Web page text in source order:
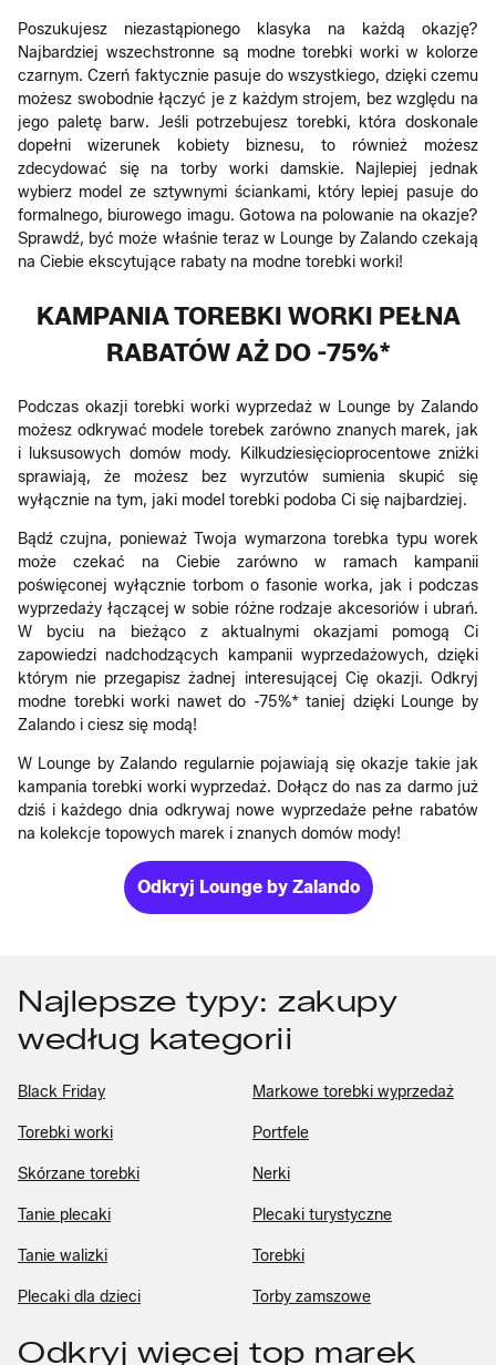
Poszukujesz niezastąpionego klasyka na każdą okazję?
Najbardziej wszechstronne są modne torebki worki w kolorze
czarnym. Czerń faktycznie pasuje do wszystkiego, dzięki czemu
możesz swobodnie łączyć je z każdym strojem, bez względu na
jego paletę barw. Jeśli potrzebujesz torebki, która doskonale
dopełni wizerunek kobiety biznesu, to również możesz
zdecydować się na torby worki damskie. Najlepiej jednak
wybierz model ze sztywnymi ściankami, który lepiej pasuje do
formalnego, biurowego imagu. Gotowa na polowanie na okazje?
Sprawdź, być może właśnie teraz w Lounge by Zalando czekają
na Ciebie ekscytujące rabaty na modne torebki worki!
KAMPANIA TOREBKI WORKI PEŁNA
RABATÓW AŻ DO -75%*
Podczas okazji torebki worki wyprzedaż w Lounge by Zalando
możesz odkrywać modele torebek zarówno znanych marek, jak
i luksusowych domów mody. Kilkudziesięcioprocentowe zniżki
sprawiają, że możesz bez wyrzutów sumienia skupić się
wyłącznie na tym, jaki model torebki podoba Ci się najbardziej.
Bądź czujna, ponieważ Twoja wymarzona torebka typu worek
może czekać na Ciebie zarówno w ramach kampanii
poświęconej wyłącznie torbom o fasonie worka, jak i podczas
wyprzedaży łączącej w sobie różne rodzaje akcesoriów i ubrań.
W byciu na bieżąco z aktualnymi okazjami pomogą Ci
zapowiedzi nadchodzących kampanii wyprzedażowych, dzięki
którym nie przegapisz żadnej interesującej Cię okazji. Odkryj
modne torebki worki nawet do -75%* taniej dzięki Lounge by
Zalando i ciesz się modą!
W Lounge by Zalando regularnie pojawiają się okazje takie jak
kampania torebki worki wyprzedaż. Dołącz do nas za darmo już
dziś i każdego dnia odkrywaj nowe wyprzedaże pełne rabatów
na kolekcje topowych marek i znanych domów mody!
Odkryj Lounge by Zalando
Najlepsze typy: zakupy
według kategorii
Black Friday Markowe torebki wyprzedaż
Torebki worki Portfele
Skórzane torebki Nerki
Tanie plecaki Plecaki turystyczne
Tanie walizki Torebki
Plecaki dla dzieci Torby zamszowe
Odkryj więcej top marek